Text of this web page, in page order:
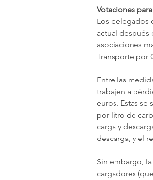
Votaciones
Los delegados
actual después
asociaciones
Transporte por
Entre las
trabajen a
euros. Estas se
por litro de
carga y
descarga, y el
Sin embargo,
cargadores